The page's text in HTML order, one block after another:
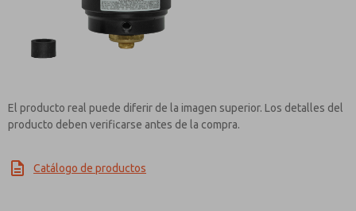
El producto real puede diferir de la imagen superior. Los detalles del
producto deben verificarse antes de la compra.
Catálogo de productos